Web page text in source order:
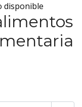
disponible